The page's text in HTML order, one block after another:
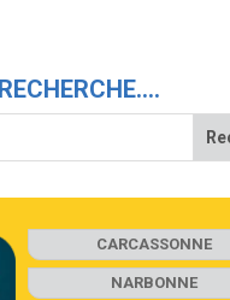
RECHERCHE….
CARCASSONNE
NARBONNE